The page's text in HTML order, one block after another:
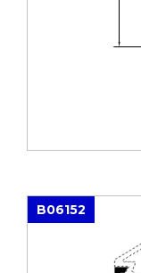
B06152